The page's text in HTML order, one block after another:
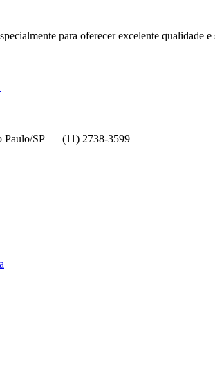
para oferecer excelente qualidade
Paulo/SP (11) 2738-3599